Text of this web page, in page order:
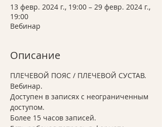
13 февр. 2024 г., 19:00 – 29 февр. 2024 г.,
19:00
Вебинар
Описание
ПЛЕЧЕВОЙ ПОЯС / ПЛЕЧЕВОЙ СУСТАВ.
Вебинар.
Доступен в записях с неограниченным
доступом.
Более 15 часов записей.